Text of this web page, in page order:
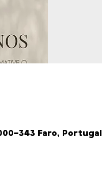
343 Faro, Portugal